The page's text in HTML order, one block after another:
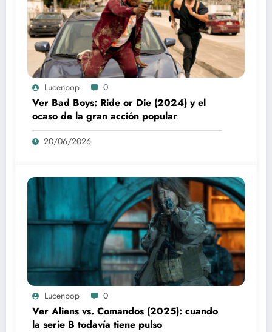
Lucenpop 0
Ver Bad Boys: Ride or Die (2024) y el
ocaso de la gran acción popular
20/06/2026
Lucenpop 0
Ver Aliens vs. Comandos (2025): cuando
la serie B todavía tiene pulso